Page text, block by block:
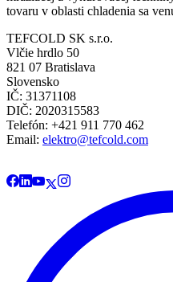
tovaru v oblasti chladenia sa
TEFCOLD SK s.r.o.
Vlčie hrdlo 50
821 07 Bratislava
Slovensko
IČ: 31371108
DIČ: 2020315583
Telefón: +421 911 770 462
Email: elektro@tefcold.com